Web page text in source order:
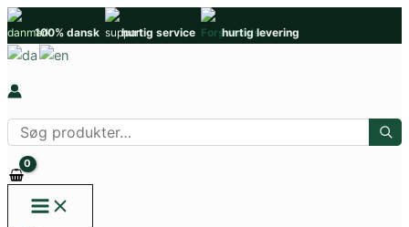
Gå
til
indholdet
100% dansk hurtig service hurtig levering
Søg
efter
produkter